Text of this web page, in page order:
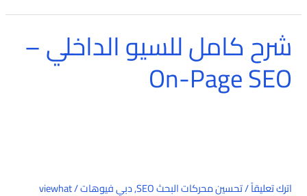
شرح كامل للسيو الداخلي –
On-Page SEO
اترك تعليقاً/تحسين محركات البحث SEO ,دبي فيوهات/
viewhat
شرح
كامل
للسيو
الداخلي